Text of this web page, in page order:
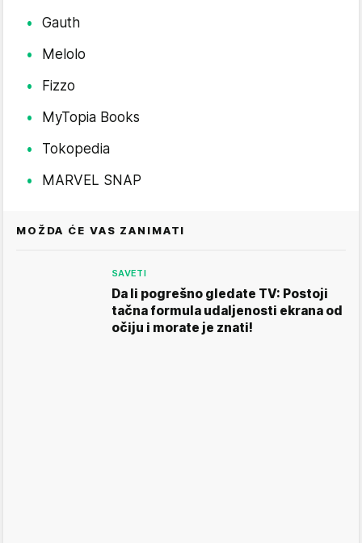
Gauth
Melolo
Fizzo
MyTopia Books
Tokopedia
MARVEL SNAP
MOŽDA ĆE VAS ZANIMATI
SAVETI
Da li pogrešno gledate TV: Postoji
tačna formula udaljenosti ekrana od
očiju i morate je znati!